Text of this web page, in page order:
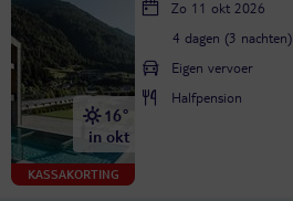
KASSAKORTING
16°
in okt
Zo 11 okt 2026
4 dagen (3 nachten)
Eigen vervoer
Halfpension